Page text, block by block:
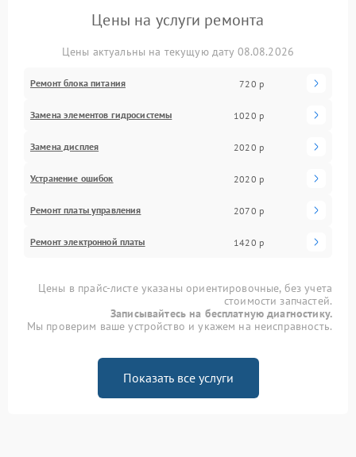
Цены на услуги ремонта
Цены актуальны на текущую дату 08.08.2026
Ремонт блока питания 720 р
Замена элементов гидросистемы 1020 р
Замена дисплея 2020 р
Устранение ошибок 2020 р
Ремонт платы управления 2070 р
Ремонт электронной платы 1420 р
Цены в прайс-листе указаны ориентировочные, без учета
стоимости запчастей.
Записывайтесь на бесплатную диагностику.
Мы проверим ваше устройство и укажем на неисправность.
Показать все услуги